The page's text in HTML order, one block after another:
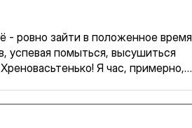
время
успевая помыться, высушиться
Я час, примерно,